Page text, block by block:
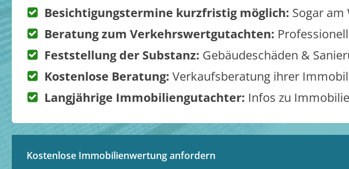
Besichtigungstermine kurzfristig möglich: Sogar am
Beratung zum Verkehrswertgutachten:
Feststellung der Substanz: Gebäudeschäden &
Kostenlose Beratung: Verkaufsberatung ihrer
Langjährige Immobiliengutachter: Infos zu
Kostenlose Immobilienwertung anfordern